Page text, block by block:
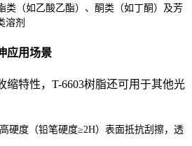
类（如乙酸乙酯）、酮类（如丁酮）及芳
溶剂
应用场景
缩特性，T-6603树脂还可用于其他光
硬度（铅笔硬度≥2H）表面抵抗刮擦，透